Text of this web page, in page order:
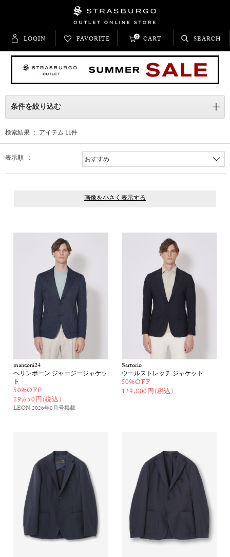
LOGIN FAVORITE CART
0 SEARCH
条件を絞り込む
検索結果 ： アイテム 11件
表示順 ：
manzoni24
ヘリンボーン ジャージージャケッ
ト
50%OFF
89,650円(税込)
LEON 2026年8月号掲載
Sartorio
ウールストレッチ ジャケット
50%OFF
129,800円(税込)